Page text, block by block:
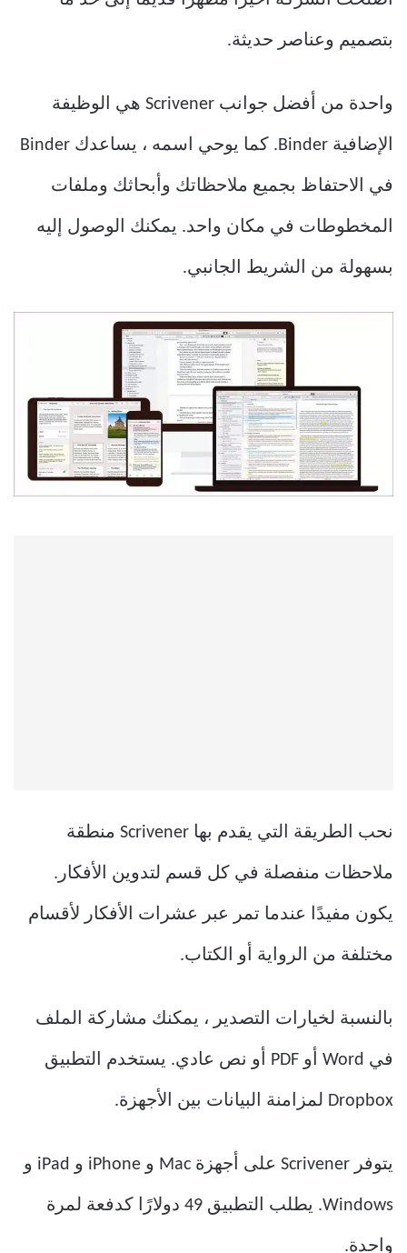
بتصميم وعناصر حديثة.
واحدة من أفضل جوانب Scrivener هي الوظيفة
الإضافية Binder. كما يوحي اسمه ، يساعدك Binder
في الاحتفاظ بجميع ملاحظاتك وأبحاثك وملفات
المخطوطات في مكان واحد. يمكنك الوصول إليه
بسهولة من الشريط الجانبي.
نحب الطريقة التي يقدم بها Scrivener منطقة
ملاحظات منفصلة في كل قسم لتدوين الأفكار.
يكون مفيدًا عندما تمر عبر عشرات الأفكار لأقسام
مختلفة من الرواية أو الكتاب.
بالنسبة لخيارات التصدير ، يمكنك مشاركة الملف
في Word أو PDF أو نص عادي. يستخدم التطبيق
Dropbox لمزامنة البيانات بين الأجهزة.
يتوفر Scrivener على أجهزة Mac و iPhone و iPad و
Windows. يطلب التطبيق 49 دولارًا كدفعة لمرة
واحدة.